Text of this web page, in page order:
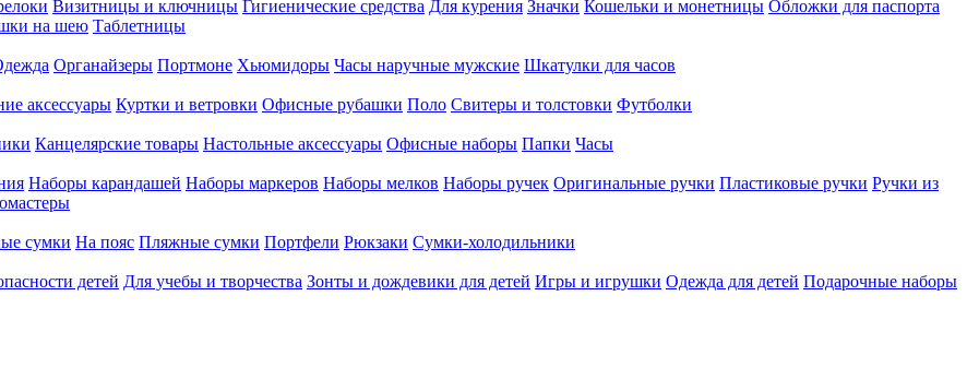
Визитницы и ключницы Гигиенические средства Для курения Значки Кошельки и монетницы Обложки для паспорта
на шею Таблетницы
Органайзеры Портмоне Хьюмидоры Часы наручные мужские Шкатулки для часов
аксессуары Куртки и ветровки Офисные рубашки Поло Свитеры и толстовки Футболки
Канцелярские товары Настольные аксессуары Офисные наборы Папки Часы
Наборы карандашей Наборы маркеров Наборы мелков Наборы ручек Оригинальные ручки Пластиковые ручки Ручки из
сумки На пояс Пляжные сумки Портфели Рюкзаки Сумки-холодильники
детей Для учебы и творчества Зонты и дождевики для детей Игры и игрушки Одежда для детей Подарочные наборы